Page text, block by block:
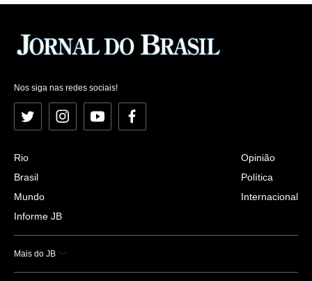
Nos siga nas redes sociais!
Twitter InstagramYouTubeFacebook
Rio
Brasil
Mundo
Informe JB
Opinião
Política
Internacional
Mais do JB
Esportes